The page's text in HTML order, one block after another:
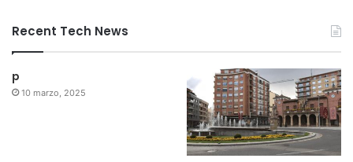
Recent Tech News
p
10 marzo, 2025